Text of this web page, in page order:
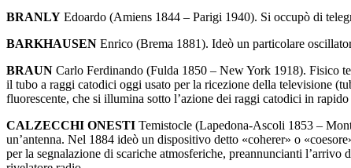
BRANLY Edoardo (Amiens 1844 – Parigi 1940). Si occupò di
BARKHAUSEN Enrico (Brema 1881). Ideò un particolare
BRAUN Carlo Ferdinando (Fulda 1850 – New York 1918). Fisico
il tubo a raggi catodici oggi usato per la ricezione della televisione
fluorescente, che si illumina sotto l’azione dei raggi catodici in
CALZECCHI ONESTI Temistocle (Lapedona-Ascoli 1853 –
un’antenna. Nel 1884 ideò un dispositivo detto «coherer» o
per la segnalazione di scariche atmosferiche, preannuncianti